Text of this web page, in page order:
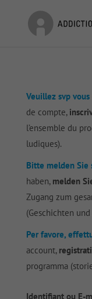
Veuillez svp
de compte,
l’ensemble du
ludiques).
Bitte melden Sie
haben, melden
Zugang zum
(Geschichten
Per favore,
account,
programma
Identifiant ou E-